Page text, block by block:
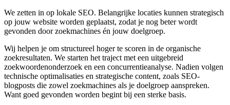
We zetten in op lokale SEO. Belangrijke locaties kunnen strategisch
op jouw website worden geplaatst, zodat je nog beter wordt
gevonden door zoekmachines én jouw doelgroep.
Wij helpen je om structureel hoger te scoren in de organische
zoekresultaten. We starten het traject met een uitgebreid
zoekwoordenonderzoek en een concurrentieanalyse. Nadien volgen
technische optimalisaties en strategische content, zoals SEO-
blogposts die zowel zoekmachines als je doelgroep aanspreken.
Want goed gevonden worden begint bij een sterke basis.